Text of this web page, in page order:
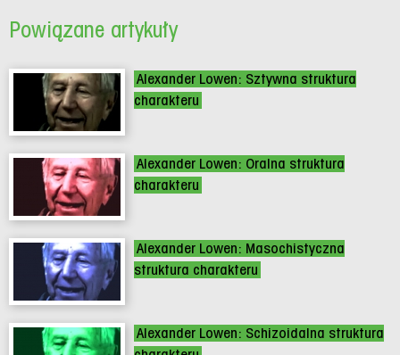
Powiązane artykuły
Alexander Lowen: Sztywna struktura
charakteru
Alexander Lowen: Oralna struktura
charakteru
Alexander Lowen: Masochistyczna
struktura charakteru
Alexander Lowen: Schizoidalna struktura